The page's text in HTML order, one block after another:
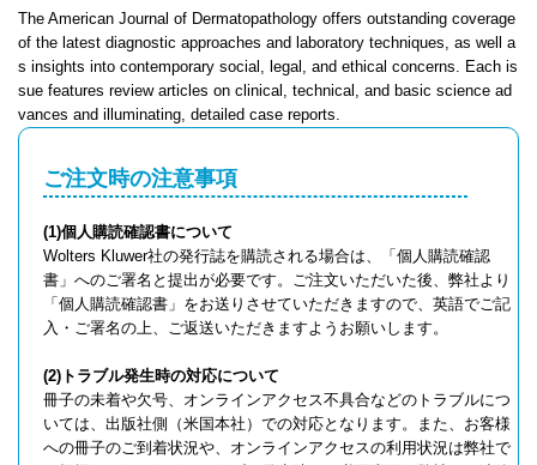
​The American Journal of Dermatopathology offers outstanding coverage
of the latest diagnostic approaches and laboratory techniques, as well a
s insights into contemporary social, legal, and ethical concerns. Each is
sue features review articles on clinical, technical, and basic science ad
vances and illuminating, detailed case reports.
ご注文時の注意事項
(1)個人購読確認書について
Wolters Kluwer社の発行誌を購読される場合は、「個人購読確認
書」へのご署名と提出が必要です。ご注文いただいた後、弊社より
「個人購読確認書」をお送りさせていただきますので、英語でご記
入・ご署名の上、ご返送いただきますようお願いします。
(2)トラブル発生時の対応について
冊子の未着や欠号、オンラインアクセス不具合などのトラブルにつ
いては、出版社側（米国本社）での対応となります。また、お客様
への冊子のご到着状況や、オンラインアクセスの利用状況は弊社で